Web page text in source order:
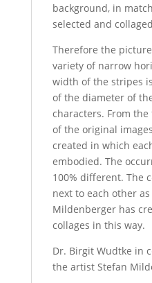
background, in
selected and
Therefore the
variety of narrow
width of the stripes
of the diameter of
characters. From
of the original
created in which
embodied. The
100% different. The
next to each other
Mildenberger has
collages in this way.
Dr. Birgit Wudtke in
the artist Stefan